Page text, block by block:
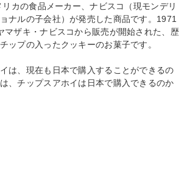
カの食品メーカー、ナビスコ（現モンデリ
ナルの子会社）が発売した商品です。1971
マザキ・ナビスコから販売が開始された、歴
ップの入ったクッキーのお菓子です。
は、現在も日本で購入することができるの
、チップスアホイは日本で購入できるのか